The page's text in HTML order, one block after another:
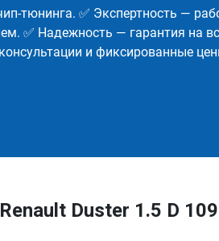
тюнинга. ✅ Экспертность —
✅ Надежность — гарантия на
и фиксированные
Duster 1.5 D 109